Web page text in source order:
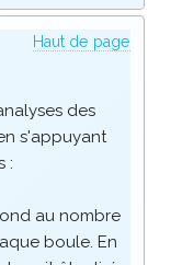
Haut de page
des
s'appuyant
:
au nombre
boule. En